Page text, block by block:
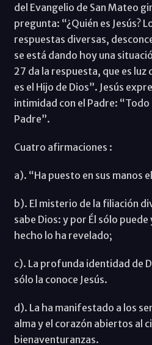
del Evangelio de San Mateo
pregunta: “¿Quién es Jesús?
respuestas diversas,
se está dando hoy una
27 da la respuesta, que es luz
es el Hijo de Dios”. Jesús
intimidad con el Padre: “Todo
Padre”.
Cuatro afirmaciones :
a). “Ha puesto en sus manos
b). El misterio de la filiación
sabe Dios: y por Él sólo
hecho lo ha revelado;
c). La profunda identidad de
sólo la conoce Jesús.
d). La ha manifestado a los
alma y el corazón abiertos al
bienaventuranzas.